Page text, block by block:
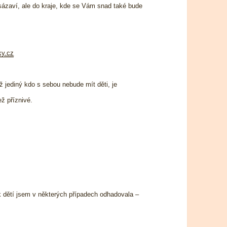
ale do kraje, kde se Vám snad také bude
jediný kdo s sebou nebude mít děti, je
příznivé.
jsem v některých případech odhadovala –